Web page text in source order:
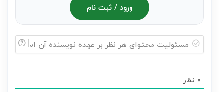
ورود / ثبت نام
هر
0 نظر